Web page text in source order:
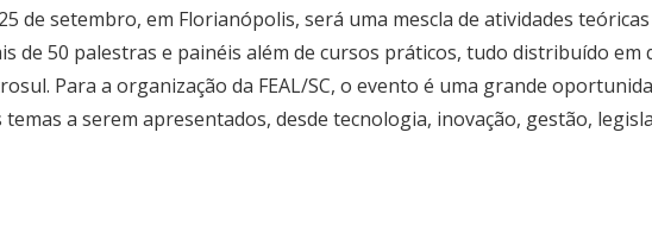
de setembro, em Florianópolis, será uma mescla de atividades
de 50 palestras e painéis além de cursos práticos, tudo distribuído em
Para a organização da FEAL/SC, o evento é uma grande
a serem apresentados, desde tecnologia, inovação, gestão,